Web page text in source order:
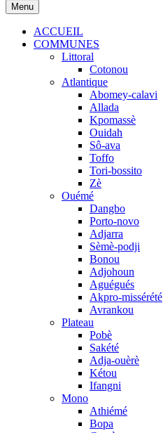
Menu
ACCUEIL
COMMUNES
Littoral
Cotonou
Atlantique
Abomey-calavi
Allada
Kpomassè
Ouidah
Sô-ava
Toffo
Tori-bossito
Zè
Ouémé
Dangbo
Porto-novo
Adjarra
Sèmè-podji
Bonou
Adjohoun
Aguégués
Akpro-missérété
Avrankou
Plateau
Pobè
Sakété
Adja-ouèrè
Kétou
Ifangni
Mono
Athiémé
Bopa